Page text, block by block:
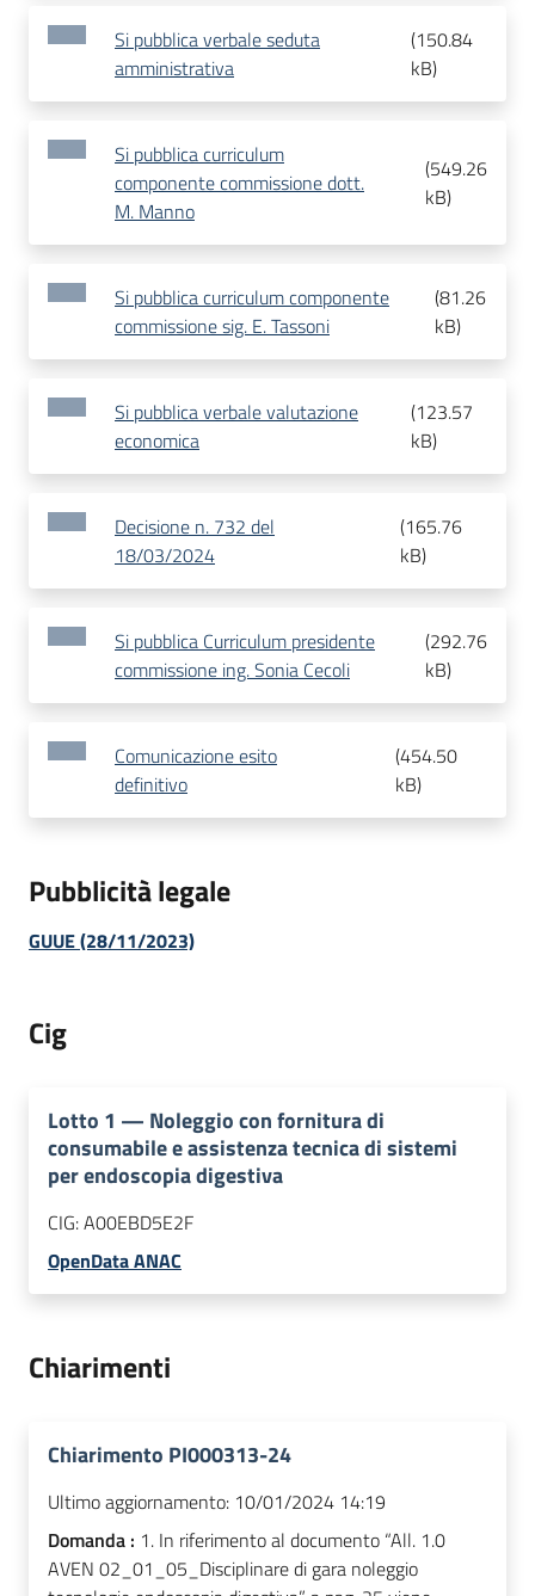
Si pubblica verbale seduta
amministrativa
(150.84
kB)
Si pubblica curriculum
componente commissione dott.
M. Manno
(549.26
kB)
Si pubblica curriculum componente
commissione sig. E. Tassoni
(81.26
kB)
Si pubblica verbale valutazione
economica
(123.57
kB)
Decisione n. 732 del
18/03/2024
(165.76
kB)
Si pubblica Curriculum presidente
commissione ing. Sonia Cecoli
(292.76
kB)
Comunicazione esito
definitivo
(454.50
kB)
Pubblicità legale
GUUE (28/11/2023)
Cig
Lotto 1 — Noleggio con fornitura di
consumabile e assistenza tecnica di sistemi
per endoscopia digestiva
CIG:A00EBD5E2F
OpenData ANAC
Chiarimenti
Chiarimento PI000313-24
Ultimo aggiornamento: 10/01/2024 14:19
Domanda : 1. In riferimento al documento “All. 1.0
AVEN 02_01_05_Disciplinare di gara noleggio